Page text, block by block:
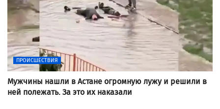
ПРОИСШЕСТВИЯ
Мужчины нашли в Астане огромную лужу и решили в
ней полежать. За это их наказали